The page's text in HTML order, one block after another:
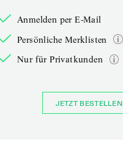
Anmelden per E-Mail
Persönliche Merklisten
Nur für Privatkunden
JETZT BESTELLEN